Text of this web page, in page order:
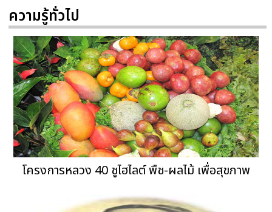
ความรู้ทั่วไป
โครงการหลวง 40 ชูไฮไลต์ พืช-ผลไม้ เพื่อสุขภาพ